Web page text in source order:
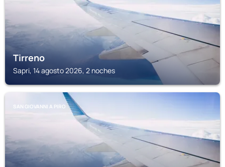
Tirreno
Sapri, 14 agosto 2026, 2 noches
SAN GIOVANNI A PIRO